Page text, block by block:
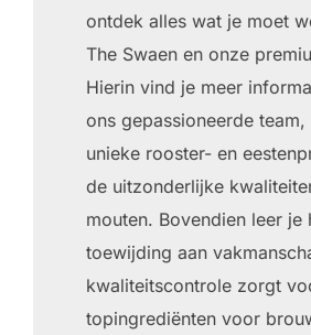
ontdek alles wat je moet
The Swaen en onze
Hierin vind je meer
ons gepassioneerde team,
unieke rooster- en
de uitzonderlijke
mouten. Bovendien leer je
toewijding aan
kwaliteitscontrole zorgt
topingrediënten voor